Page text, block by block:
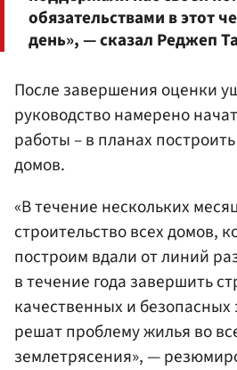
обязательствами в этот
день», — сказал Реджеп
После завершения оценки
руководство намерено
работы – в планах
домов.
«В течение нескольких
строительство всех домов,
построим вдали от линий
в течение года завершить
качественных и
решат проблему жилья во
землетрясения», —